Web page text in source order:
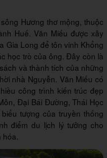
Hương thơ mộng, thuộc
Huế. Văn Miếu được xây
Gia Long để tôn vinh Khổng
học trò của ông. Đây còn là
và thành tích của những
nhà Nguyễn. Văn Miếu có
công trình kiến trúc đẹp
Đại Bái Đường, Thái Học
tượng của truyền thống
điểm du lịch lý tưởng cho
hóa.